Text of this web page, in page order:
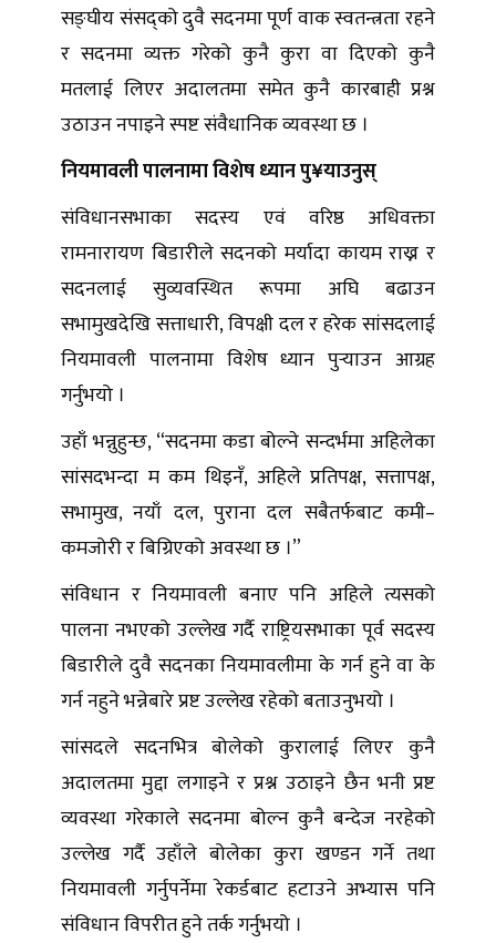
सङ्घीय संसद्को दुवै सदनमा पूर्ण वाक स्वतन्त्रता रहने
र सदनमा व्यक्त गरेको कुनै कुरा वा दिएको कुनै
मतलाई लिएर अदालतमा समेत कुनै कारबाही प्रश्न
उठाउन नपाइने स्पष्ट संवैधानिक व्यवस्था छ ।
नियमावली पालनामा विशेष ध्यान पु¥याउनुस्
संविधानसभाका सदस्य एवं वरिष्ठ अधिवक्ता
रामनारायण बिडारीले सदनको मर्यादा कायम राख्न र
सदनलाई सुव्यवस्थित रूपमा अघि बढाउन
सभामुखदेखि सत्ताधारी, विपक्षी दल र हरेक सांसदलाई
नियमावली पालनामा विशेष ध्यान पुर्‍याउन आग्रह
गर्नुभयो ।
उहाँ भन्नुहुन्छ, “सदनमा कडा बोल्ने सन्दर्भमा अहिलेका
सांसदभन्दा म कम थिइनँ, अहिले प्रतिपक्ष, सत्तापक्ष,
सभामुख, नयाँ दल, पुराना दल सबैतर्फबाट कमी–
कमजोरी र बिग्रिएको अवस्था छ ।”
संविधान र नियमावली बनाए पनि अहिले त्यसको
पालना नभएको उल्लेख गर्दै राष्ट्रियसभाका पूर्व सदस्य
बिडारीले दुवै सदनका नियमावलीमा के गर्न हुने वा के
गर्न नहुने भन्नेबारे प्रष्ट उल्लेख रहेको बताउनुभयो ।
सांसदले सदनभित्र बोलेको कुरालाई लिएर कुनै
अदालतमा मुद्दा लगाइने र प्रश्न उठाइने छैन भनी प्रष्ट
व्यवस्था गरेकाले सदनमा बोल्न कुनै बन्देज नरहेको
उल्लेख गर्दै उहाँले बोलेका कुरा खण्डन गर्ने तथा
नियमावली गर्नुपर्नेमा रेकर्डबाट हटाउने अभ्यास पनि
संविधान विपरीत हुने तर्क गर्नुभयो ।